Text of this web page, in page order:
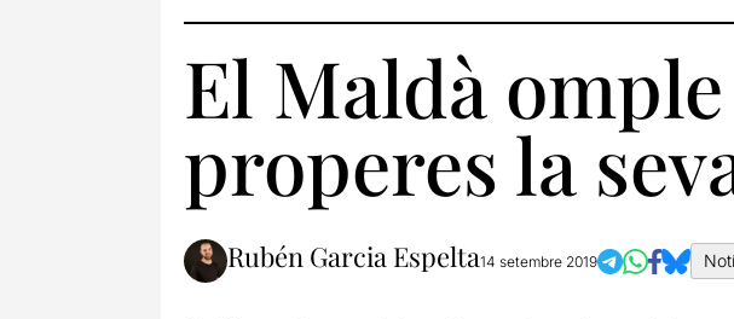
El Maldà
properes la
Rubén Garcia Espelta14 setembre 2019